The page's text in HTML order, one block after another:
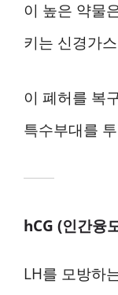
이 높은 약물
키는 신경가
이 폐허를 복
특수부대를
hCG (인간융
LH를 모방하